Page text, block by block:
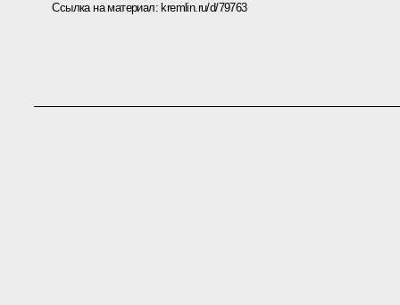
Ссылка на материал: kremlin.ru/d/79763